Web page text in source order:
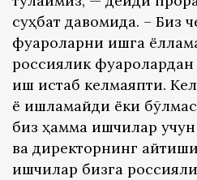
суҳбат давомида. – Биз
фуқароларни ишга
россиялик
иш истаб келмаяпти.
ё ишламайди ёки
биз ҳамма ишчилар учун
ва директорнинг
ишчилар бизга